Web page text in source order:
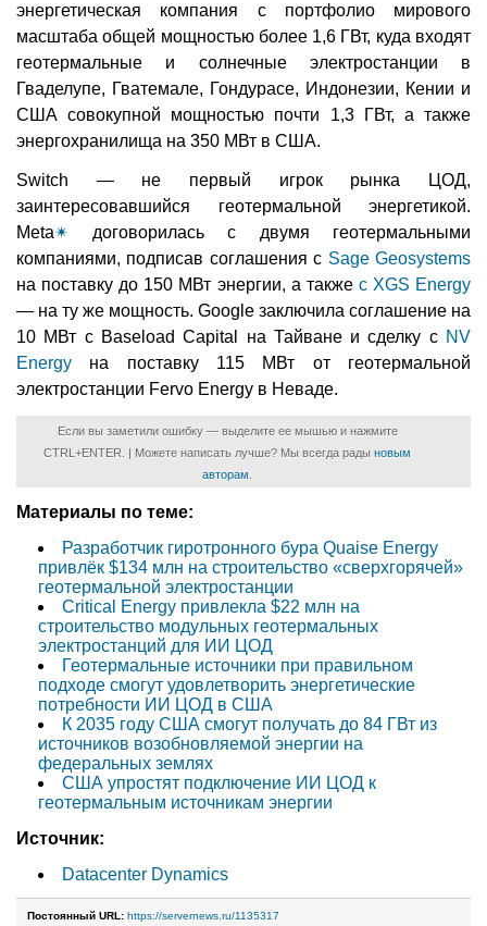
энергетическая компания с портфолио мирового
масштаба общей мощностью более 1,6 ГВт, куда входят
геотермальные и солнечные электростанции в
Гваделупе, Гватемале, Гондурасе, Индонезии, Кении и
США совокупной мощностью почти 1,3 ГВт, а также
энергохранилища на 350 МВт в США.
Switch — не первый игрок рынка ЦОД,
заинтересовавшийся геотермальной энергетикой.
Meta✴ договорилась с двумя геотермальными
компаниями, подписав соглашения с Sage Geosystems
на поставку до 150 МВт энергии, а также с XGS Energy
— на ту же мощность. Google заключила соглашение на
10 МВт с Baseload Capital на Тайване и сделку с NV
Energy на поставку 115 МВт от геотермальной
электростанции Fervo Energy в Неваде.
Если вы заметили ошибку — выделите ее мышью и нажмите
CTRL+ENTER. | Можете написать лучше? Мы всегда рады новым
авторам
Материалы по теме:
Разработчик гиротронного бура Quaise Energy
привлёк $134 млн на строительство «сверхгорячей»
геотермальной электростанции
Critical Energy привлекла $22 млн на
строительство модульных геотермальных
электростанций для ИИ ЦОД
Геотермальные источники при правильном
подходе смогут удовлетворить энергетические
потребности ИИ ЦОД в США
К 2035 году США смогут получать до 84 ГВт из
источников возобновляемой энергии на
федеральных землях
США упростят подключение ИИ ЦОД к
геотермальным источникам энергии
Источник:
Datacenter Dynamics
Постоянный URL: https://servernews.ru/1135317